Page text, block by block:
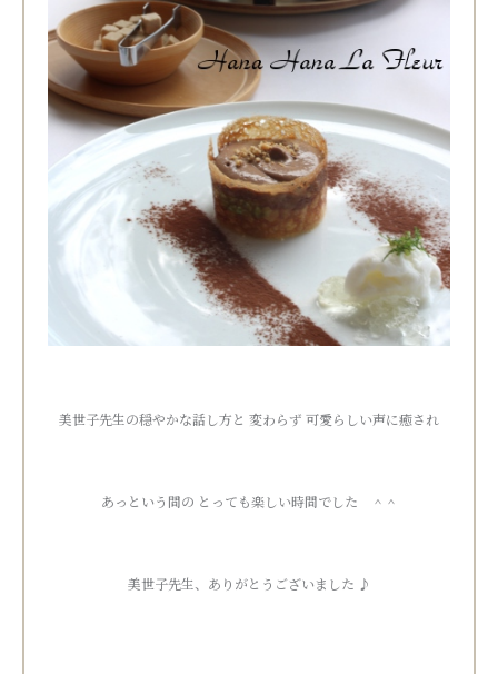
美世子先生の穏やかな話し方と 変わらず 可愛らしい声に癒され
あっという間の とっても楽しい時間でした ＾＾
美世子先生、ありがとうございました ♪